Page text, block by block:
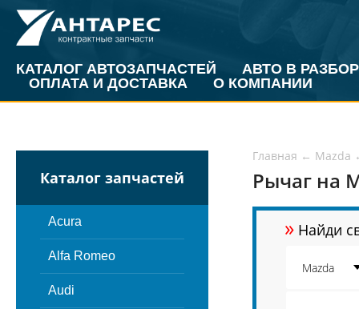
КАТАЛОГ АВТОЗАПЧАСТЕЙ
АВТО В РАЗБОР
ОПЛАТА И ДОСТАВКА
О КОМПАНИИ
Каталог запчастей
Acura
Alfa Romeo
Audi
Главная ← Mazda
Рычаг на
» Найди